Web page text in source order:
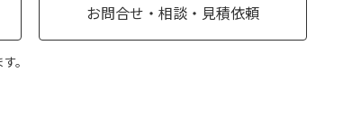
お問合せ・相談・見積依頼
。